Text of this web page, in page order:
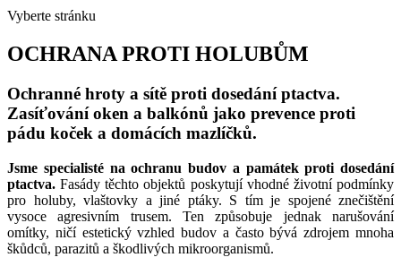
Vyberte stránku
OCHRANA PROTI HOLUBŮM
Ochranné hroty a sítě proti dosedání ptactva.
Zasíťování oken a balkónů jako prevence proti
pádu koček a domácích mazlíčků.
Jsme specialisté na ochranu budov a památek proti dosedání
ptactva. Fasády těchto objektů poskytují vhodné životní podmínky
pro holuby, vlaštovky a jiné ptáky. S tím je spojené znečištění
vysoce agresivním trusem. Ten způsobuje jednak narušování
omítky, ničí estetický vzhled budov a často bývá zdrojem mnoha
škůdců, parazitů a škodlivých mikroorganismů.